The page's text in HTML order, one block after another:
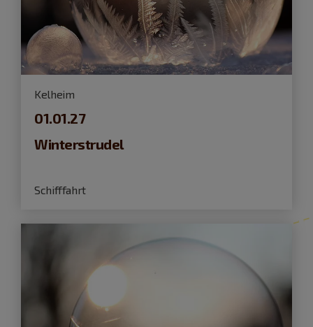
Kelheim
01.01.27
Winterstrudel
Schifffahrt